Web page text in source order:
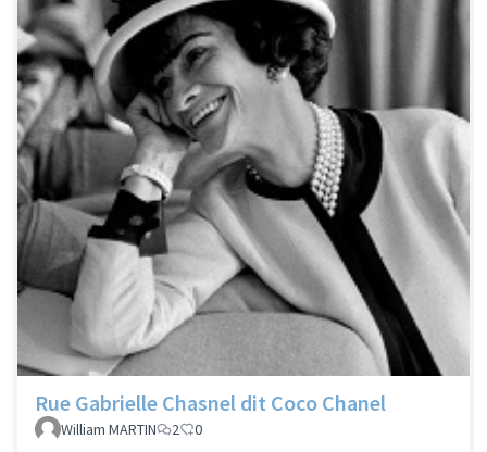
Rue Gabrielle Chasnel dit Coco Chanel
William MARTIN 2 0